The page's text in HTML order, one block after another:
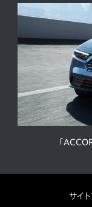
「
サイ